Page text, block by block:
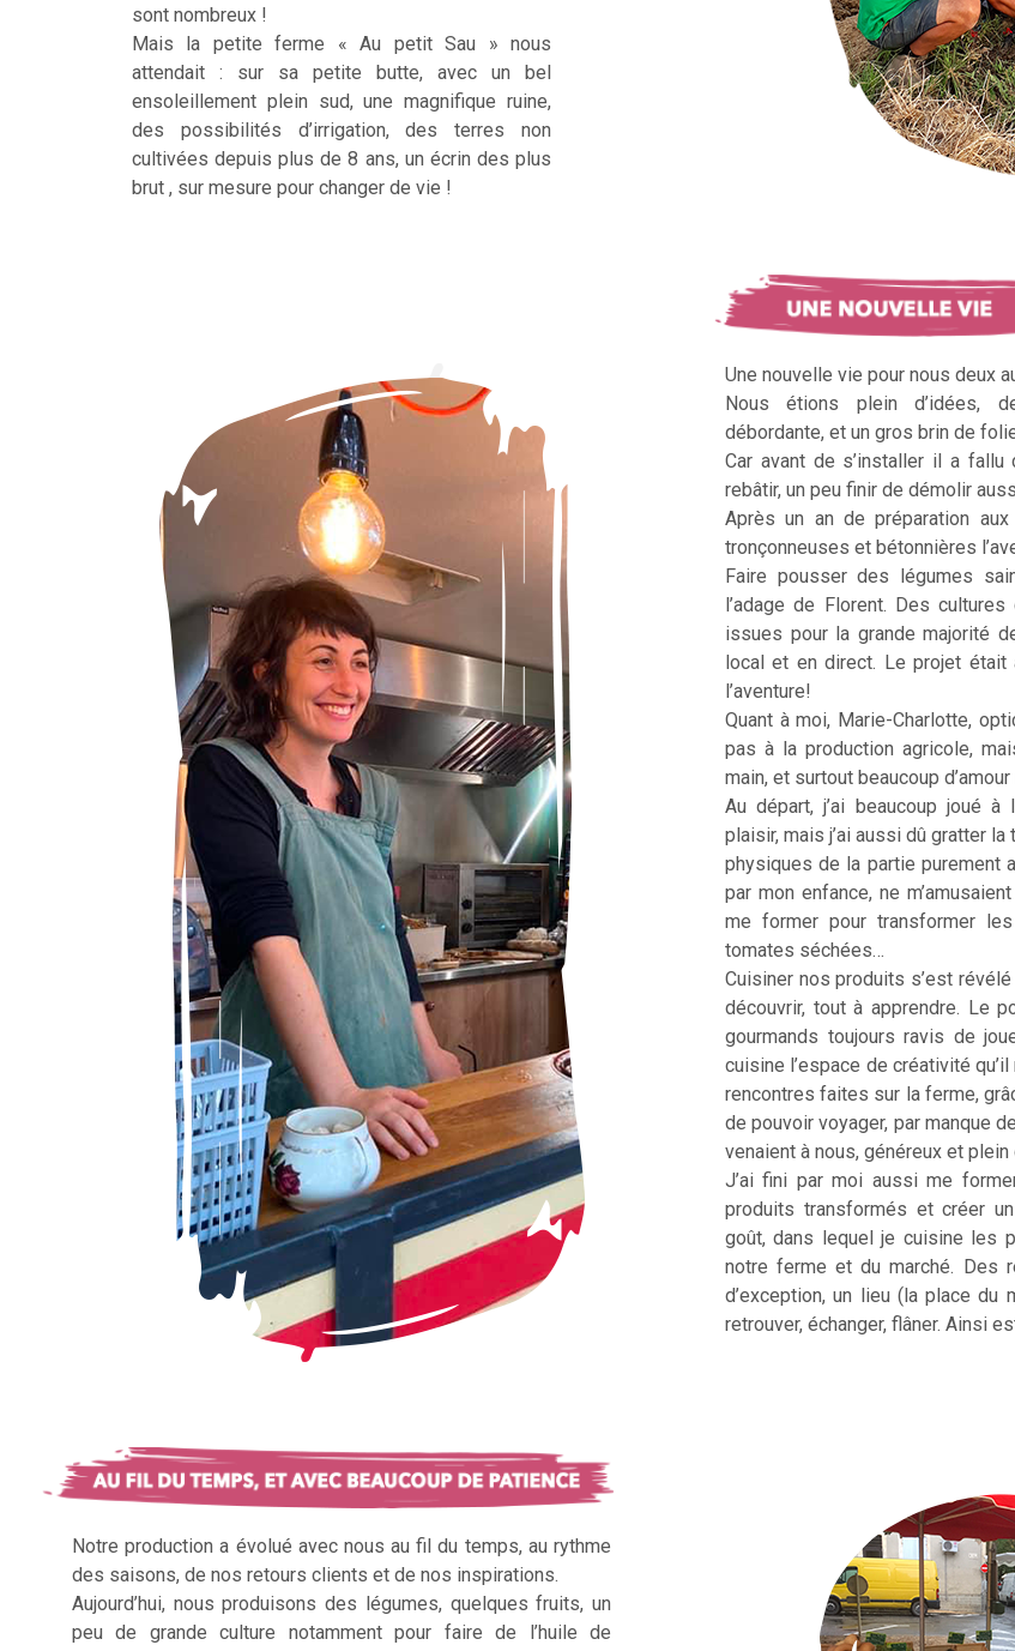
sont nombreux !
Mais la petite ferme « Au petit Sau » nous
attendait : sur sa petite butte, avec un bel
ensoleillement plein sud, une magnifique ruine,
des possibilités d’irrigation, des terres non
cultivées depuis plus de 8 ans, un écrin des plus
brut , sur mesure pour changer de vie !
Une nouvelle vie pour nous deux
Nous étions plein d’idées,
débordante, et un gros brin de
Car avant de s’installer il a fallu
rebâtir, un peu finir de démolir
Après un an de préparation
tronçonneuses et bétonnières
Faire pousser des légumes
l’adage de Florent. Des
issues pour la grande majorité
local et en direct. Le projet
l’aventure!
Quant à moi, Marie-Charlotte,
pas à la production agricole,
main, et surtout beaucoup
Au départ, j’ai beaucoup joué à
plaisir, mais j’ai aussi dû gratter
physiques de la partie purement
par mon enfance, ne
me former pour transformer
tomates séchées…
Cuisiner nos produits s’est
découvrir, tout à apprendre. Le
gourmands toujours ravis de
cuisine l’espace de créativité
rencontres faites sur la ferme,
de pouvoir voyager, par manque
venaient à nous, généreux et
J’ai fini par moi aussi me
produits transformés et créer
goût, dans lequel je cuisine les
notre ferme et du marché. Des
d’exception, un lieu (la place du
retrouver, échanger, flâner. Ainsi
Notre production a évolué avec nous au fil du temps, au rythme
des saisons, de nos retours clients et de nos inspirations.
Aujourd’hui, nous produisons des légumes, quelques fruits, un
peu de grande culture notamment pour faire de l’huile de